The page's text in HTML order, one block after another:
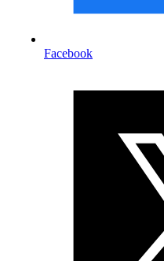
Facebook